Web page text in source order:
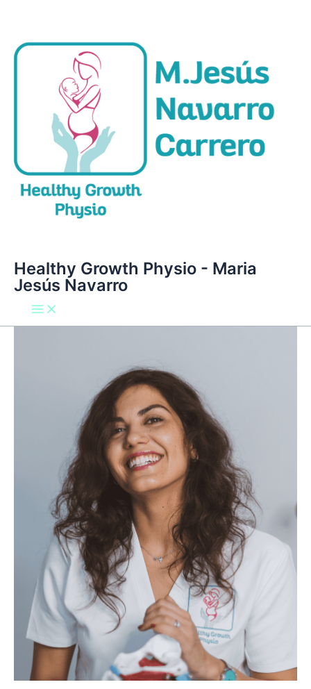
contenido
Healthy Growth Physio - Maria
Jesús Navarro